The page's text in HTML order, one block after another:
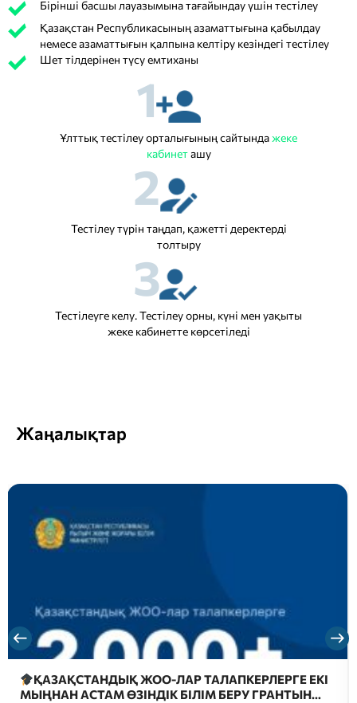
Бірінші басшы лауазымына тағайындау үшін тестілеу
Қазақстан Республикасының азаматтығына қабылдау
немесе азаматтығын қалпына келтіру кезіндегі тестілеу
Шет тілдерінен түсу емтиханы
1
Ұлттық тестілеу орталығының сайтындажеке
кабинеташу
2
Тестілеу түрін таңдап, қажетті деректерді
толтыру
3
Тестілеуге келу. Тестілеу орны, күні мен уақыты
жеке кабинетте көрсетіледі
Жаңалықтар
ҚАЗАҚСТАНДЫҚ ЖОО-ЛАР ТАЛАПКЕРЛЕРГЕ ЕКІ
МЫҢНАН АСТАМ ӨЗІНДІК БІЛІМ БЕРУ ГРАНТЫН…